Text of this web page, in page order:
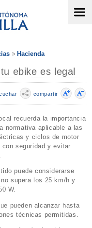
Hacienda
ebike es legal
compartir
recuerda la importancia
normativa aplicable a las
y ciclos de motor
con seguridad y evitar
puede considerarse
supera los 25 km/h y
W.
pueden alcanzar hasta
técnicas permitidas.